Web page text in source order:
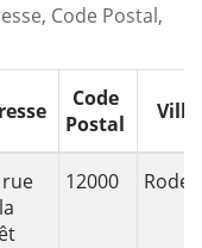
Code Postal,
Code
Postal
Ville
12000 Rodez